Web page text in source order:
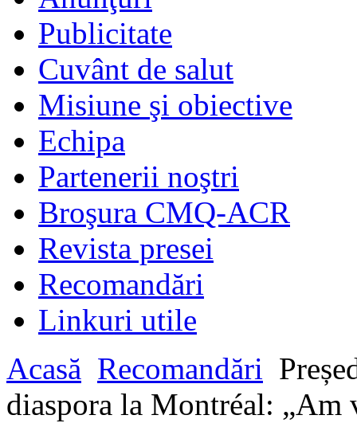
Publicitate
Cuvânt de salut
Misiune şi obiective
Echipa
Partenerii noştri
Broşura CMQ-ACR
Revista presei
Recomandări
Linkuri utile
Acasă Recomandări
diaspora la Montréal: „Am